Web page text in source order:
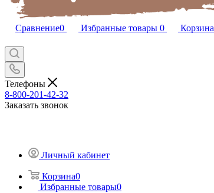
Сравнение0 Избранные товары 0 Корзина
Телефоны
8-800-201-42-32
Заказать звонок
Личный кабинет
Корзина0
Избранные товары0